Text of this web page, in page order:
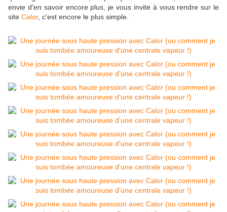
envie d'en savoir encore plus, je vous invite à vous rendre sur le
site Calor, c'est encore le plus simple.